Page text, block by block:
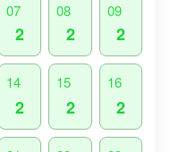
07
2
08
2
09
2
14
2
15
2
16
2